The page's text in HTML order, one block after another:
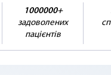
1000000+
задоволених
пацієнтів